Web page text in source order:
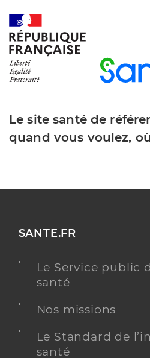
Le site santé de
quand vous voulez,
SANTE.FR
Le Service public
santé
Nos missions
Le Standard de
santé